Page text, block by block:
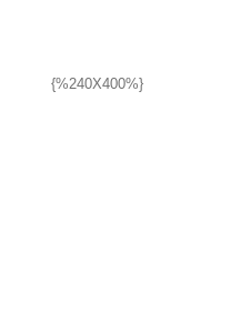
{%240X400%}